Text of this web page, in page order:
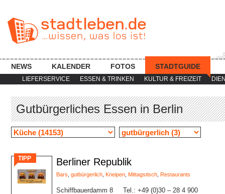
LIEFERSERVICE ESSEN & TRINKEN KULTUR & FREIZEIT
NEWS KALENDER FOTOS STADTGUIDE
Gutbürgerliches Essen in Berlin
TIPP Berliner Republik
Bars gutbürgerlich Kneipen Mittagstisch Restaurants
Schiffbauerdamm 8
Tel.: +49 (0)30 – 28 4 900